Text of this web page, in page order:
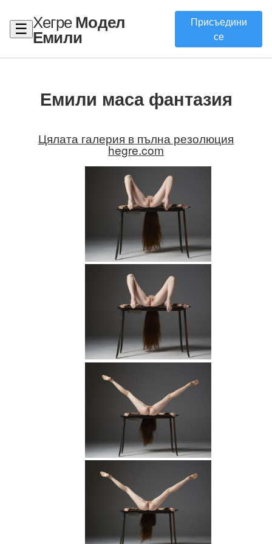
☰ ХегреМодел
Емили
Присъедини
се
Емили маса фантазия
Цялата галерия в пълна резолюция
hegre.com